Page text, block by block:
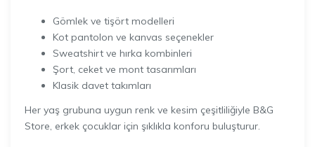
Gömlek ve tişört modelleri
Kot pantolon ve kanvas seçenekler
Sweatshirt ve hırka kombinleri
Şort, ceket ve mont tasarımları
Klasik davet takımları
Her yaş grubuna uygun renk ve kesim çeşitliliğiyle B&G
Store, erkek çocuklar için şıklıkla konforu buluşturur.